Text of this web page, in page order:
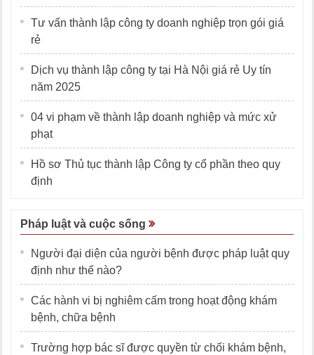
Tư vấn thành lập công ty doanh nghiệp trọn gói giá
rẻ
Dịch vụ thành lập công ty tại Hà Nội giá rẻ Uy tín
năm 2025
04 vi phạm về thành lập doanh nghiệp và mức xử
phạt
Hồ sơ Thủ tục thành lập Công ty cổ phần theo quy
định
Pháp luật và cuộc sống
Người đại diện của người bệnh được pháp luật quy
định như thế nào?
Các hành vi bị nghiêm cấm trong hoạt động khám
bệnh, chữa bệnh
Trường hợp bác sĩ được quyền từ chối khám bệnh,